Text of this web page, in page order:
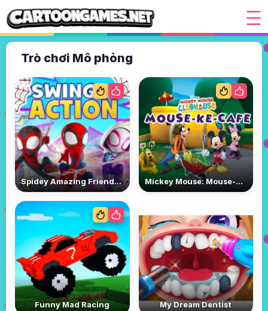
Trò chơi Mô phỏng
Spidey Amazing Friends: Swing into Action Mickey Mouse: Mouse-Ke-Cafe
Funny Mad Racing My Dream Dentist